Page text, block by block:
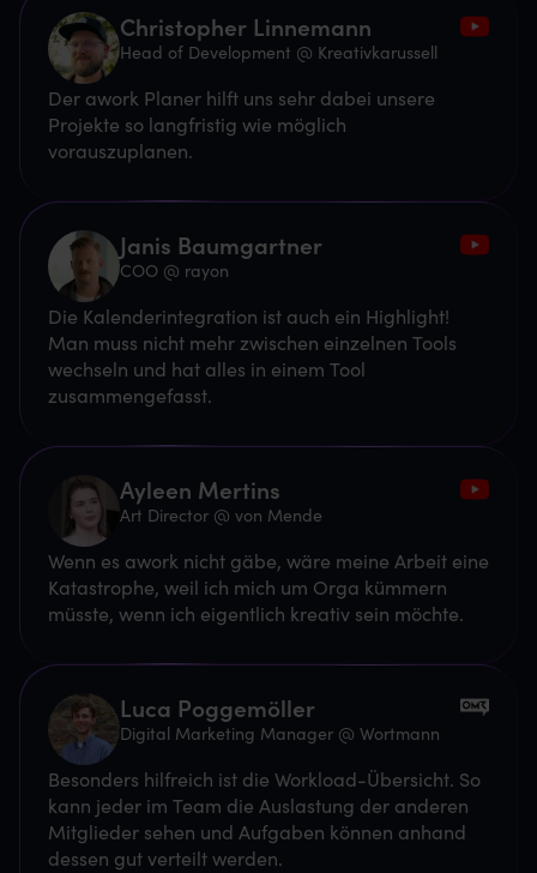
Christopher Linnemann
Head of Development @ Kreativkarussell
Der awork Planer hilft uns sehr dabei unsere
Projekte so langfristig wie möglich
vorauszuplanen.
Janis Baumgartner
COO @ rayon
Die Kalenderintegration ist auch ein Highlight!
Man muss nicht mehr zwischen einzelnen Tools
wechseln und hat alles in einem Tool
zusammengefasst.
Ayleen Mertins
Art Director @ von Mende
Wenn es awork nicht gäbe, wäre meine Arbeit eine
Katastrophe, weil ich mich um Orga kümmern
müsste, wenn ich eigentlich kreativ sein möchte.
Luca Poggemöller
Digital Marketing Manager @ Wortmann
Besonders hilfreich ist die Workload-Übersicht. So
kann jeder im Team die Auslastung der anderen
Mitglieder sehen und Aufgaben können anhand
dessen gut verteilt werden.